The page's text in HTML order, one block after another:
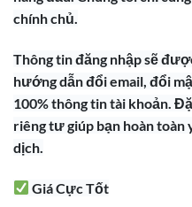
chính chủ.
Thông tin đăng nhập sẽ
hướng dẫn đổi email, đổi
100% thông tin tài khoản.
riêng tư giúp bạn hoàn
dịch.
Giá Cực Tốt